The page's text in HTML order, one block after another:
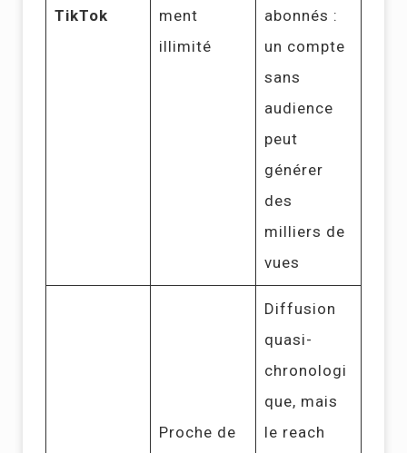
TikTok
ment
illimité
abonnés :
un compte
sans
audience
peut
générer
des
milliers de
vues
Proche de
Diffusion
quasi-
chronologi
que, mais
le reach